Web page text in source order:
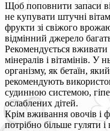
Щоб поповнити запаси
не купувати штучні
фрукти зі свіжого
відмінний джерело
Рекомендується
мінералів і вітамінів.
організму, як бетаїн,
рекомендують
судинною системою,
ослаблених дітей.
Крім вживання овочів і
потрібно більше гуляти